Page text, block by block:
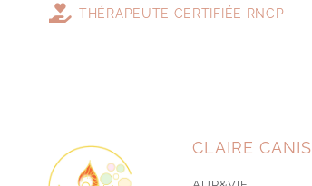
THÉRAPEUTE CERTIFIÉE RNCP
CLAIRE CANIS